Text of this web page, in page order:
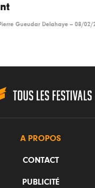
Gueudar Delahaye -- 08/02/
A PROPOS
CONTACT
PUBLICITÉ